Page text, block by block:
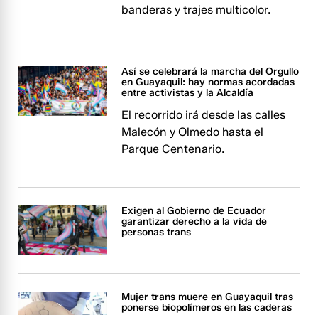
banderas y trajes multicolor.
Así se celebrará la marcha del Orgullo
en Guayaquil: hay normas acordadas
entre activistas y la Alcaldía
El recorrido irá desde las calles
Malecón y Olmedo hasta el
Parque Centenario.
Exigen al Gobierno de Ecuador
garantizar derecho a la vida de
personas trans
Mujer trans muere en Guayaquil tras
ponerse biopolímeros en las caderas